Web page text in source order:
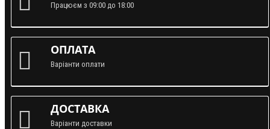
Працюєм з 09:00 до 18:00
ОПЛАТА
Варіанти оплати
ДОСТАВКА
Варіанти доставки